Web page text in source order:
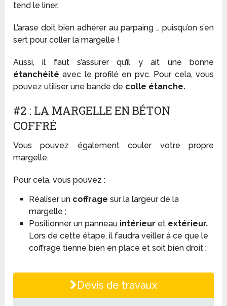
tend le liner.
L’arase doit bien adhérer au parpaing … puisqu’on s’en
sert pour coller la margelle !
Aussi, il faut s’assurer qu’il y ait une bonne
étanchéité avec le profilé en pvc. Pour cela, vous
pouvez utiliser une bande de colle étanche.
#2 : LA MARGELLE EN BÉTON
COFFRÉ
Vous pouvez également couler votre propre
margelle.
Pour cela, vous pouvez :
Réaliser un coffrage sur la largeur de la
margelle ;
Positionner un panneau intérieur et extérieur.
Lors de cette étape, il faudra veiller à ce que le
coffrage tienne bien en place et soit bien droit ;
Devis de travaux